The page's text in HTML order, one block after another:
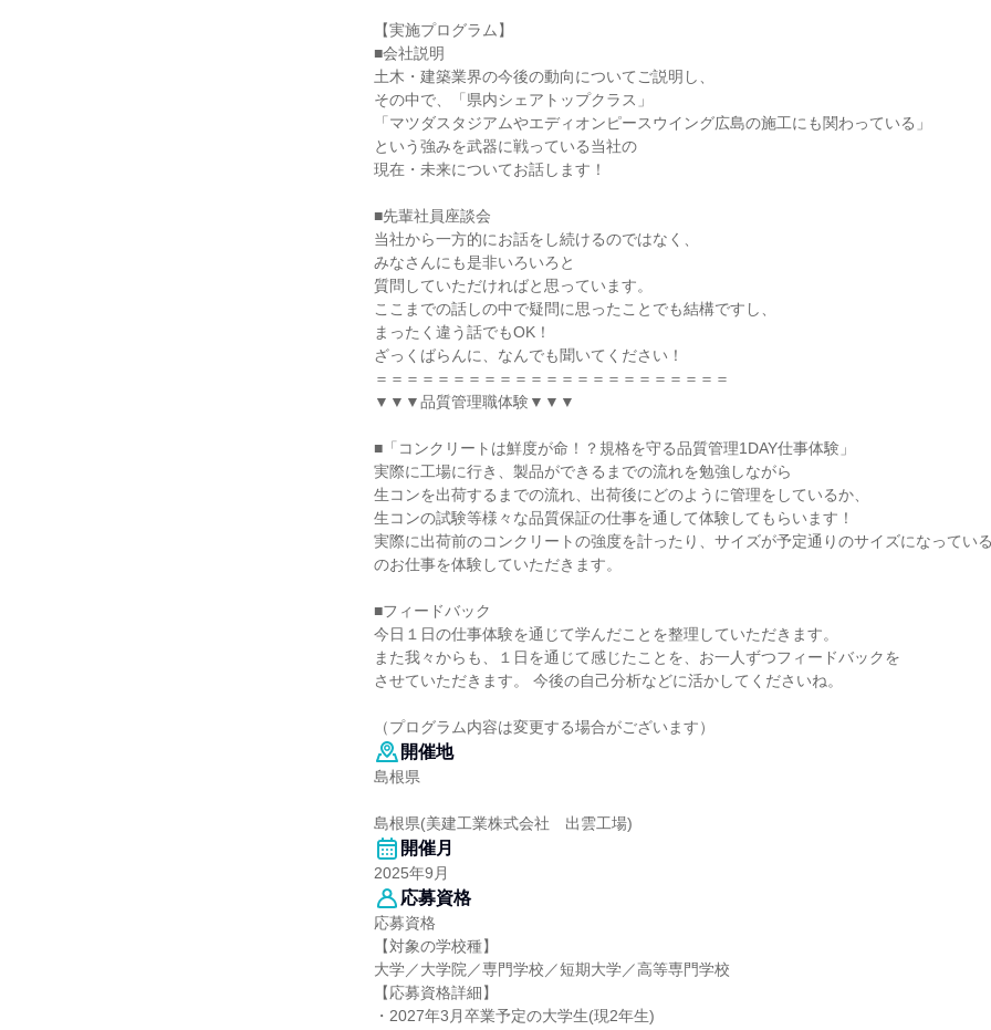
【実施プログラム】
■会社説明
土木・建築業界の今後の動向についてご説明し、
その中で、「県内シェアトップクラス」
「マツダスタジアムやエディオンピースウイング広島の施工にも関わっている」
という強みを武器に戦っている当社の
現在・未来についてお話します！
■先輩社員座談会
当社から一方的にお話をし続けるのではなく、
みなさんにも是非いろいろと
質問していただければと思っています。
ここまでの話しの中で疑問に思ったことでも結構ですし、
まったく違う話でもOK！
ざっくばらんに、なんでも聞いてください！
＝＝＝＝＝＝＝＝＝＝＝＝＝＝＝＝＝＝＝＝＝＝＝
▼▼▼品質管理職体験▼▼▼
■「コンクリートは鮮度が命！？規格を守る品質管理1DAY仕事体験」
実際に工場に行き、製品ができるまでの流れを勉強しながら
生コンを出荷するまでの流れ、出荷後にどのように管理をしているか、
生コンの試験等様々な品質保証の仕事を通して体験してもらいます！
実際に出荷前のコンクリートの強度を計ったり、サイズが予定通りのサイズになってい
のお仕事を体験していただきます。
■フィードバック
今日１日の仕事体験を通じて学んだことを整理していただきます。
また我々からも、１日を通じて感じたことを、お一人ずつフィードバックを
させていただきます。 今後の自己分析などに活かしてくださいね。
（プログラム内容は変更する場合がございます）
開催地
島根県
島根県(美建工業株式会社 出雲工場)
開催月
2025年9月
応募資格
応募資格
【対象の学校種】
大学／大学院／専門学校／短期大学／高等専門学校
【応募資格詳細】
・2027年3月卒業予定の大学生(現2年生)